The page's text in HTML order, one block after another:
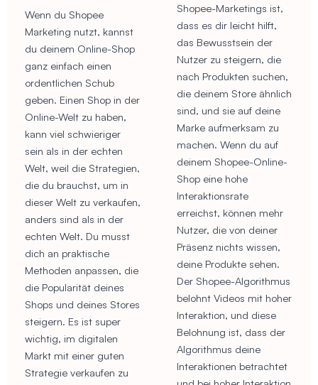
Wenn du Shopee
Marketing nutzt, kannst
du deinem Online-Shop
ganz einfach einen
ordentlichen Schub
geben. Einen Shop in der
Online-Welt zu haben,
kann viel schwieriger
sein als in der echten
Welt, weil die Strategien,
die du brauchst, um in
dieser Welt zu verkaufen,
anders sind als in der
echten Welt. Du musst
dich an praktische
Methoden anpassen, die
die Popularität deines
Shops und deines Stores
steigern. Es ist super
wichtig, im digitalen
Markt mit einer guten
Strategie verkaufen zu
Shopee-Marketings ist,
dass es dir leicht hilft,
das Bewusstsein der
Nutzer zu steigern, die
nach Produkten suchen,
die deinem Store ähnlich
sind, und sie auf deine
Marke aufmerksam zu
machen. Wenn du auf
deinem Shopee-Online-
Shop eine hohe
Interaktionsrate
erreichst, können mehr
Nutzer, die von deiner
Präsenz nichts wissen,
deine Produkte sehen.
Der Shopee-Algorithmus
belohnt Videos mit hoher
Interaktion, und diese
Belohnung ist, dass der
Algorithmus deine
Interaktionen betrachtet